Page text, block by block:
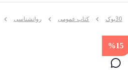
30بوک کتاب عمومی روانشناسی
%15